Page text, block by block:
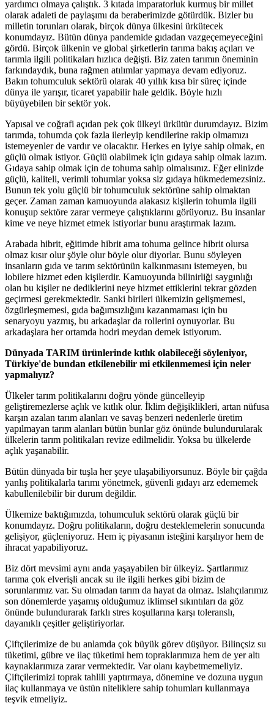
yardımcı olmaya çalıştık. 3 kıtada imparatorluk kurmuş bir millet
olarak adaleti de paylaşımı da beraberimizde götürdük. Bizler bu
milletin torunları olarak, birçok dünya ülkesini ürkütecek
konumdayız. Bütün dünya pandemide gıdadan vazgeçemeyeceğini
gördü. Birçok ülkenin ve global şirketlerin tarıma bakış açıları ve
tarımla ilgili politikaları hızlıca değişti. Biz zaten tarımın öneminin
farkındaydık, buna rağmen atılımlar yapmaya devam ediyoruz.
Bakın tohumculuk sektörü olarak 40 yıllık kısa bir süreç içinde
dünya ile yarışır, ticaret yapabilir hale geldik. Böyle hızlı
büyüyebilen bir sektör yok.
Yapısal ve coğrafi açıdan pek çok ülkeyi ürkütür durumdayız. Bizim
tarımda, tohumda çok fazla ilerleyip kendilerine rakip olmamızı
istemeyenler de vardır ve olacaktır. Herkes en iyiye sahip olmak, en
güçlü olmak istiyor. Güçlü olabilmek için gıdaya sahip olmak lazım.
Gıdaya sahip olmak için de tohuma sahip olmalısınız. Eğer elinizde
güçlü, kaliteli, verimli tohumlar yoksa siz gıdaya hükmedemezsiniz.
Bunun tek yolu güçlü bir tohumculuk sektörüne sahip olmaktan
geçer. Zaman zaman kamuoyunda alakasız kişilerin tohumla ilgili
konuşup sektöre zarar vermeye çalıştıklarını görüyoruz. Bu insanlar
kime ve neye hizmet etmek istiyorlar bunu araştırmak lazım.
Arabada hibrit, eğitimde hibrit ama tohuma gelince hibrit olursa
olmaz kısır olur şöyle olur böyle olur diyorlar. Bunu söyleyen
insanların gıda ve tarım sektörünün kalkınmasını istemeyen, bu
lobilere hizmet eden kişilerdir. Kamuoyunda bilinirliği saygınlığı
olan bu kişiler ne dediklerini neye hizmet ettiklerini tekrar gözden
geçirmesi gerekmektedir. Sanki birileri ülkemizin gelişmemesi,
özgürleşmemesi, gıda bağımsızlığını kazanmaması için bu
senaryoyu yazmış, bu arkadaşlar da rollerini oynuyorlar. Bu
arkadaşlara her ortamda hodri meydan demek istiyorum.
Dünyada TARIM ürünlerinde kıtlık olabileceği söyleniyor,
Türkiye'de bundan etkilenebilir mi etkilenmemesi için neler
yapmalıyız?
Ülkeler tarım politikalarını doğru yönde güncelleyip
geliştiremezlerse açlık ve kıtlık olur. İklim değişiklikleri, artan nüfusa
karşın azalan tarım alanları ve savaş benzeri nedenlerle üretim
yapılmayan tarım alanları bütün bunlar göz önünde bulundurularak
ülkelerin tarım politikaları revize edilmelidir. Yoksa bu ülkelerde
açlık yaşanabilir.
Bütün dünyada bir tuşla her şeye ulaşabiliyorsunuz. Böyle bir çağda
yanlış politikalarla tarımı yönetmek, güvenli gıdayı arz edememek
kabullenilebilir bir durum değildir.
Ülkemize baktığımızda, tohumculuk sektörü olarak güçlü bir
konumdayız. Doğru politikaların, doğru desteklemelerin sonucunda
gelişiyor, güçleniyoruz. Hem iç piyasanın isteğini karşılıyor hem de
ihracat yapabiliyoruz.
Biz dört mevsimi aynı anda yaşayabilen bir ülkeyiz. Şartlarımız
tarıma çok elverişli ancak su ile ilgili herkes gibi bizim de
sorunlarımız var. Su olmadan tarım da hayat da olmaz. Islahçılarımız
son dönemlerde yaşamış olduğumuz iklimsel sıkıntıları da göz
önünde bulundurarak farklı stres koşullarına karşı toleranslı,
dayanıklı çeşitler geliştiriyorlar.
Çiftçilerimize de bu anlamda çok büyük görev düşüyor. Bilinçsiz su
tüketimi, gübre ve ilaç tüketimi hem topraklarımıza hem de yer altı
kaynaklarımıza zarar vermektedir. Var olanı kaybetmemeliyiz.
Çiftçilerimizi toprak tahlili yaptırmaya, dönemine ve dozuna uygun
ilaç kullanmaya ve üstün niteliklere sahip tohumları kullanmaya
teşvik etmeliyiz.